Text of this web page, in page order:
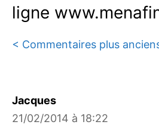
ligne
Navigation
commentaires
< Commentaires plus
Jacques
21/02/2014 à 18:22